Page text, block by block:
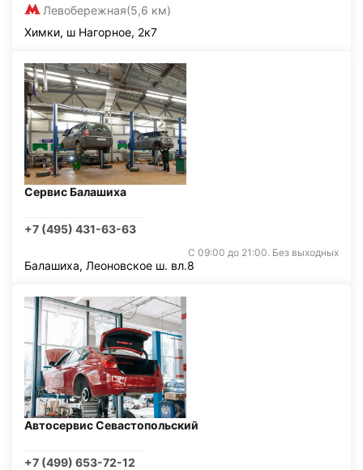
Левобережная(5,6 км)
Химки, ш Нагорное, 2к7
Сервис Балашиха
+7 (495) 431-63-63
С 09:00 до 21:00. Без выходных
Балашиха, Леоновское ш. вл.8
Автосервис Севастопольский
+7 (499) 653-72-12